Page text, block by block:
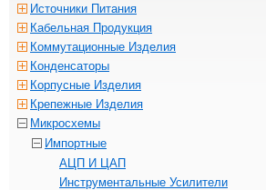
Источники Питания
Кабельная Продукция
Коммутационные Изделия
Конденсаторы
Корпусные Изделия
Крепежные Изделия
Микросхемы
Импортные
АЦП И ЦАП
Инструментальные Усилители